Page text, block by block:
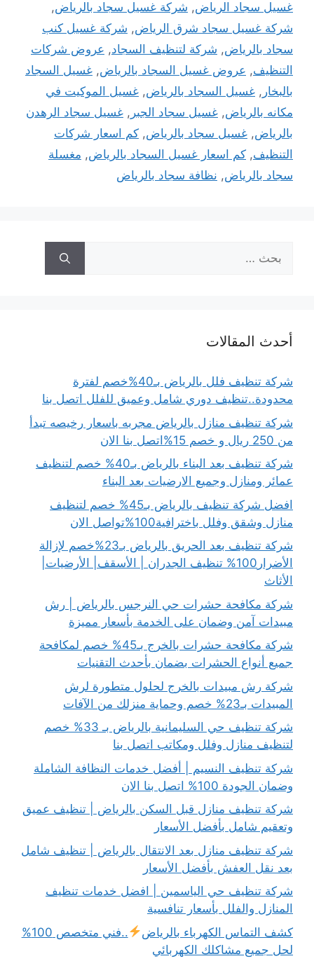
غسيل سجاد الرياض, شركة غسيل سجاد بالرياض,
شركة غسيل سجاد شرق الرياض, شركة غسيل كنب
سجاد بالرياض, شركة لتنظيف السجاد, عروض شركات
التنظيف, عروض غسيل السجاد بالرياض, غسيل السجاد
بالبخار , غسيل السجاد بالرياض, غسيل الموكيت في
مكانه بالرياض, غسيل سجاد الجبر , غسيل سجاد الرهدن
بالرياض, غسيل سجاد بالرياض, كم اسعار شركات
التنظيف, كم اسعار غسيل السجاد بالرياض, مغسلة
سجاد بالرياض, نظافة سجاد بالرياض
عن:
أحدث المقالات
شركة تنظيف فلل بالرياض بـ40%خصم لفترة
محدودة..تنظيف دوري شامل وعميق للفلل اتصل بنا
شركة تنظيف منازل بالرياض مجربه باسعار رخيصه تبدأ
من 250 ريال و خصم 15%اتصل بنا الان
شركة تنظيف بعد البناء بالرياض بـ40% خصم لتنظيف
عمائر ومنازل وجميع الارضيات بعد البناء
افضل شركة تنظيف بالرياض بـ45% خصم لتنظيف
منازل وشقق وفلل باخترافية100%تواصل الان
شركة تنظيف بعد الحريق بالرياض بـ23%خصم لإزالة
الأضرار100% تنظيف الجدران | الأسقف| الأرضيات|
الأثاث
شركة مكافحة حشرات حي النرجس بالرياض | رش
مبيدات آمن وضمان على الخدمة بأسعار مميزة
شركة مكافحة حشرات بالخرج بـ45% خصم لمكافحة
جميع أنواع الحشرات بضمان بأحدث التقنيات
شركة رش مبيدات بالخرج لحلول متطورة لرش
المبيدات بـ23% خصم وحماية منزلك من الآفات
شركة تنظيف حي السليمانية بالرياض بـ 33% خصم
لتنظيف منازل وفلل ومكاتب اتصل بنا
شركة تنظيف النسيم | أفضل خدمات النظافة الشاملة
وضمان الجودة 100% اتصل بنا الان
شركة تنظيف منازل قبل السكن بالرياض | تنظيف عميق
وتعقيم شامل بأفضل الأسعار
شركة تنظيف منازل بعد الانتقال بالرياض | تنظيف شامل
بعد نقل العفش بأفضل الأسعار
شركة تنظيف حي الياسمين | افضل خدمات تنظيف
المنازل والفلل بأسعار تنافسية
كشف التماس الكهرباء بالرياض
..فني متخصص 100%
لحل جميع مشاكلك الكهربائي